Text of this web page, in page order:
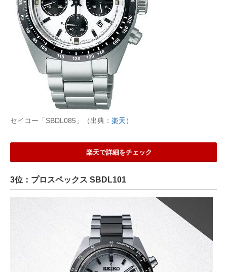
セイコー「SBDL085」（出典： 楽天）
楽天で詳細をチェック
3位：プロスペックス SBDL101